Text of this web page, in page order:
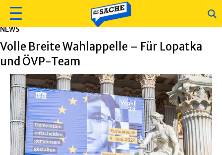
NEWS
Volle Breite Wahlappelle – Für Lopatka
und ÖVP-Team